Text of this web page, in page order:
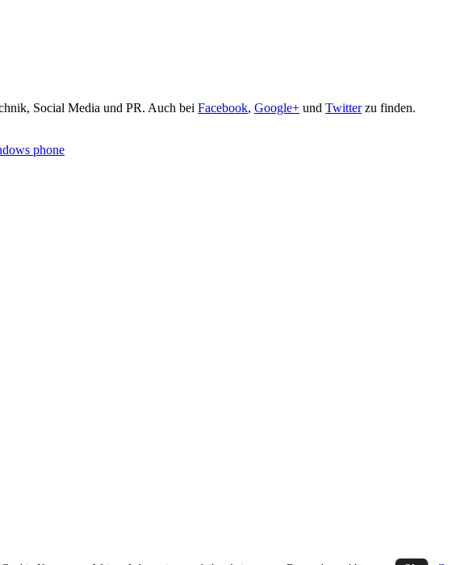
Social Media und PR. Auch bei Facebook, Google+ und Twitterzu finden.
phone